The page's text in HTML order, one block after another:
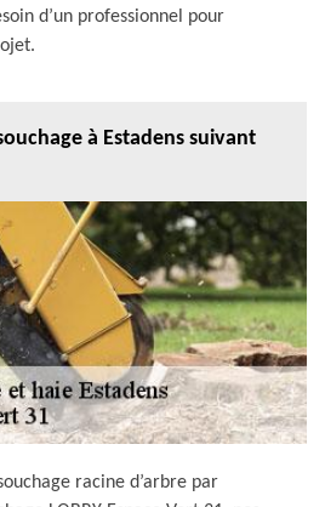
d’un professionnel pour
à Estadens suivant
racine d’arbre par